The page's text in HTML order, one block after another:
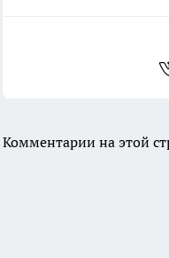
Комментарии на этой